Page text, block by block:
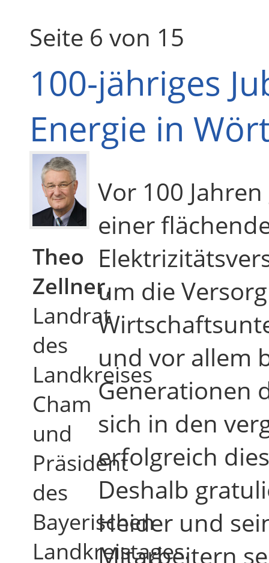
Seite 6 von 15
100-jähriges
Energie in
Theo
Zellner,
Landrat
des
Landkreises
Cham
und
Präsident
des
Bayerischen
Landkreistages.
Vor 100
einer
um die
und vor allem
Generationen
sich in den
erfolgreich
Deshalb
Heider und
Mitarbeitern